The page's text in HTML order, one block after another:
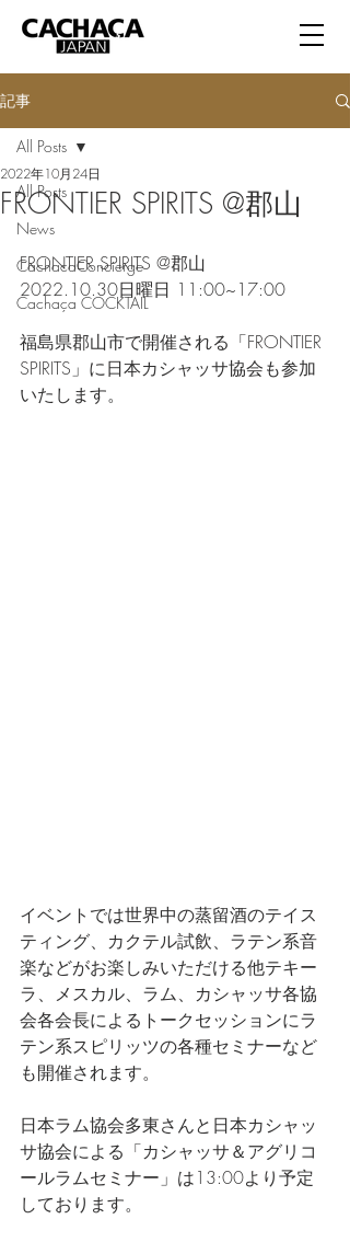
記事
All Posts
News
CachacaConcierge
Cachaça COCKTAIL
All Posts
FRONTIER SPIRITS @郡山
2022年10月24日
FRONTIER SPIRITS @郡山
2022.10.30日曜日 11:00~17:00
福島県郡山市で開催される「FRONTIER
SPIRITS」に日本カシャッサ協会も参加
いたします。
イベントでは世界中の蒸留酒のテイス
ティング、カクテル試飲、ラテン系音
楽などがお楽しみいただける他テキー
ラ、メスカル、ラム、カシャッサ各協
会各会長によるトークセッションにラ
テン系スピリッツの各種セミナーなど
も開催されます。
日本ラム協会多東さんと日本カシャッ
サ協会による「カシャッサ＆アグリコ
ールラムセミナー」は13:00より予定
しております。